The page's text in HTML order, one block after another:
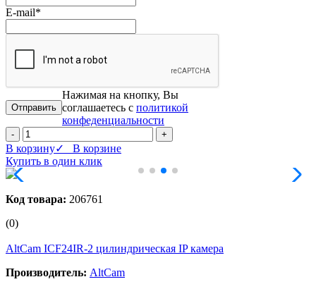
E-mail*
Нажимая на кнопку, Вы
соглашаетесь с политикой
конфеденциальности
- +
В корзину✓ В корзине
Купить в один клик
Код товара: 206761
(0)
AltCam ICF24IR-2 цилиндрическая IP камера
Производитель: AltCam